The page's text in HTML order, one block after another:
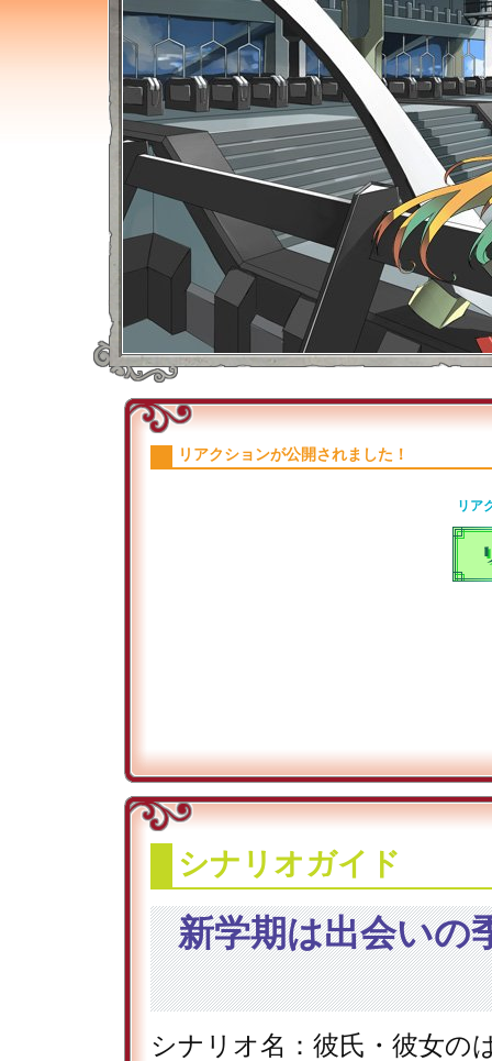
リアクションが公開されました！
リア
シナリオガイド
新学期は出会いの
シナリオ名：彼氏・彼女の